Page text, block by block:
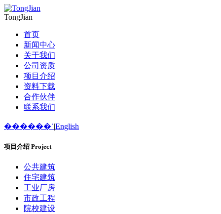
TongJian
首页
新闻中心
关于我们
公司资质
项目介绍
资料下载
合作伙伴
联系我们
������ʿ|English
项目介绍 Project
公共建筑
住宅建筑
工业厂房
市政工程
院校建设